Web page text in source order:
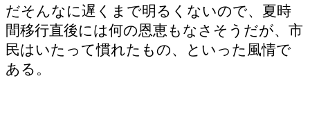
だそんなに遅くまで明るくないので、夏時
間移行直後には何の恩恵もなさそうだが、市
民はいたって慣れたもの、といった風情で
ある。